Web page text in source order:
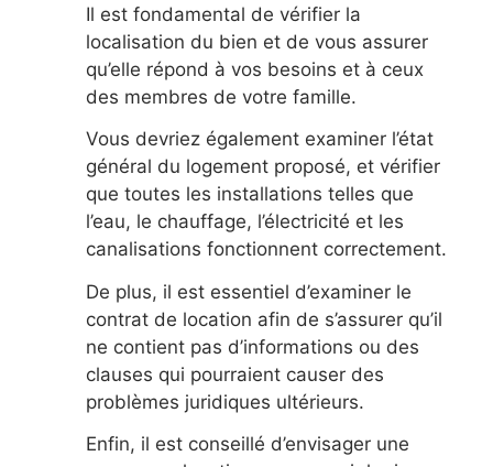
Il est fondamental de vérifier la
localisation du bien et de vous assurer
qu’elle répond à vos besoins et à ceux
des membres de votre famille.
Vous devriez également examiner l’état
général du logement proposé, et vérifier
que toutes les installations telles que
l’eau, le chauffage, l’électricité et les
canalisations fonctionnent correctement.
De plus, il est essentiel d’examiner le
contrat de location afin de s’assurer qu’il
ne contient pas d’informations ou des
clauses qui pourraient causer des
problèmes juridiques ultérieurs.
Enfin, il est conseillé d’envisager une